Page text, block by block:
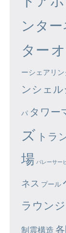
ンタ
ター
ーシェアリ
ンシェル
パ タワー
ズ トラ
場 バレーサー
ネス プール
ラウンジ
制震構造